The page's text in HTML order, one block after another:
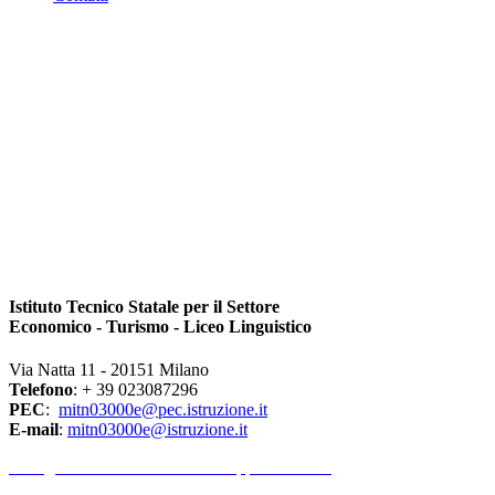
Istituto Tecnico Statale per il Settore
Economico - Turismo - Liceo Linguistico
Via Natta 11 - 20151 Milano
Telefono: + 39 023087296
PEC: mitn03000e@pec.istruzione.it
E-mail: mitn03000e@istruzione.it